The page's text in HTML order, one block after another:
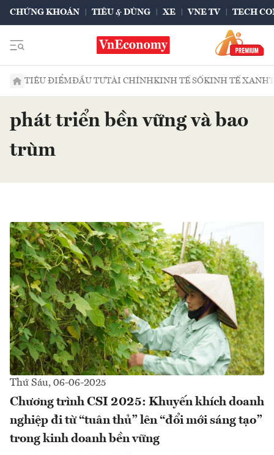
CHỨNG KHOÁN TIÊU & DÙNG XE VNE TV TECH
TIÊU ĐIỂMĐẦU TƯTÀI CHÍNHKINH TẾ SỐKINH TẾ XANH
phát triển bền vững và bao
trùm
Thứ Sáu, 06-06-2025
Chương trình CSI 2025: Khuyến khích doanh
nghiệp đi từ “tuân thủ” lên “đổi mới sáng tạo”
trong kinh doanh bền vững